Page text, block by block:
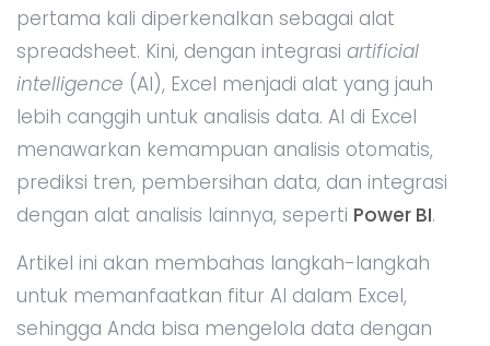
pertama kali diperkenalkan sebagai alat
spreadsheet. Kini, dengan integrasi artificial
intelligence (AI), Excel menjadi alat yang jauh
lebih canggih untuk analisis data. AI di Excel
menawarkan kemampuan analisis otomatis,
prediksi tren, pembersihan data, dan integrasi
dengan alat analisis lainnya, seperti Power BI.
Artikel ini akan membahas langkah-langkah
untuk memanfaatkan fitur AI dalam Excel,
sehingga Anda bisa mengelola data dengan